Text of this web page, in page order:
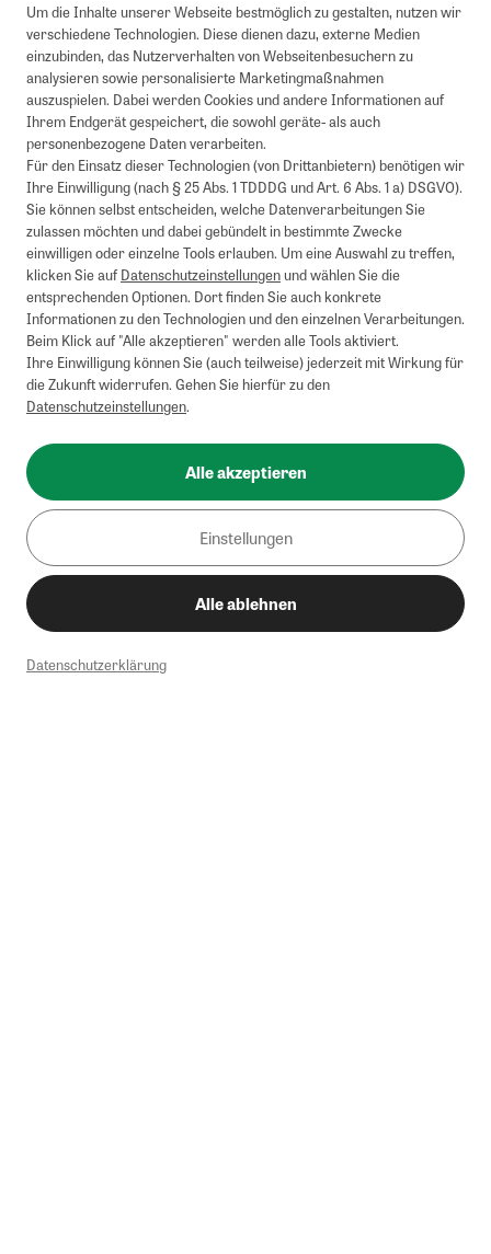
Um die Inhalte unserer Webseite bestmöglich zu gestalten, nutzen wir
verschiedene Technologien. Diese dienen dazu, externe Medien
einzubinden, das Nutzerverhalten von Webseitenbesuchern zu
analysieren sowie personalisierte Marketingmaßnahmen
auszuspielen. Dabei werden Cookies und andere Informationen auf
Ihrem Endgerät gespeichert, die sowohl geräte- als auch
personenbezogene Daten verarbeiten.
Für den Einsatz dieser Technologien (von Drittanbietern) benötigen wir
Ihre Einwilligung (nach § 25 Abs. 1 TDDDG und Art. 6 Abs. 1 a) DSGVO).
Sie können selbst entscheiden, welche Datenverarbeitungen Sie
zulassen möchten und dabei gebündelt in bestimmte Zwecke
einwilligen oder einzelne Tools erlauben. Um eine Auswahl zu treffen,
klicken Sie aufDatenschutzeinstellungenund wählen Sie die
entsprechenden Optionen. Dort finden Sie auch konkrete
Informationen zu den Technologien und den einzelnen Verarbeitungen.
Beim Klick auf "Alle akzeptieren" werden alle Tools aktiviert.
Ihre Einwilligung können Sie (auch teilweise) jederzeit mit Wirkung für
die Zukunft widerrufen. Gehen Sie hierfür zu den
Datenschutzeinstellungen.
Alle akzeptieren
Einstellungen
Alle ablehnen
Datenschutzerklärung